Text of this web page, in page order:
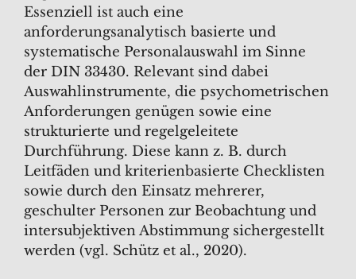
Essenziell ist auch eine
anforderungsanalytisch basierte und
systematische Personalauswahl im Sinne
der DIN 33430. Relevant sind dabei
Auswahlinstrumente, die psychometrischen
Anforderungen genügen sowie eine
strukturierte und regelgeleitete
Durchführung. Diese kann z. B. durch
Leitfäden und kriterienbasierte Checklisten
sowie durch den Einsatz mehrerer,
geschulter Personen zur Beobachtung und
intersubjektiven Abstimmung sichergestellt
werden (vgl. Schütz et al., 2020).